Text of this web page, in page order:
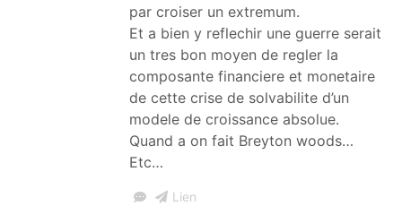
par croiser un extremum.
Et a bien y reflechir une guerre serait
un tres bon moyen de regler la
composante financiere et monetaire
de cette crise de solvabilite d’un
modele de croissance absolue.
Quand a on fait Breyton woods…
Etc…
Lien